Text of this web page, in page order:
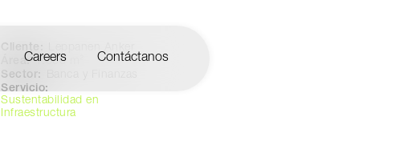
Careers Contáctanos
Área: 1.600 m²
Sector:
Servicio:
Sustentabilidad en
Infraestructura